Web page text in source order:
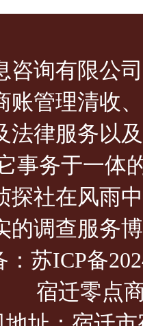
咨询有限公
账管理清收
法律服务以
事务于一体
探社在风雨
的调查服务
苏ICP备
宿迁零点